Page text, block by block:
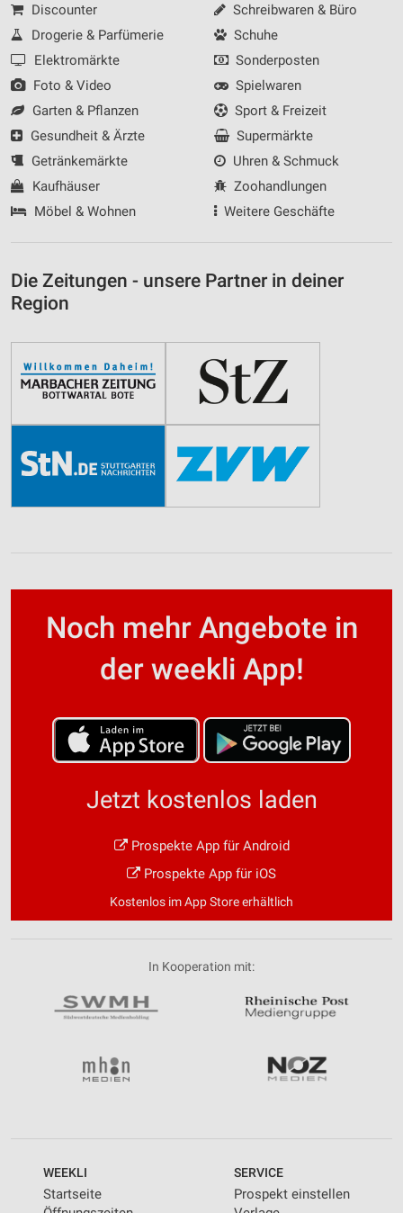
Discounter
Drogerie & Parfümerie
Elektromärkte
Foto & Video
Garten & Pflanzen
Gesundheit & Ärzte
Getränkemärkte
Kaufhäuser
Möbel & Wohnen
Schreibwaren & Büro
Schuhe
Sonderposten
Spielwaren
Sport & Freizeit
Supermärkte
Uhren & Schmuck
Zoohandlungen
Weitere Geschäfte
Die Zeitungen - unsere Partner in deiner
Region
Noch mehr Angebote in
der weekli App!
Jetzt kostenlos laden
Prospekte App für Android
Prospekte App für iOS
Kostenlos im App Store erhältlich
In Kooperation mit:
WEEKLI
Startseite
SERVICE
Prospekt einstellen